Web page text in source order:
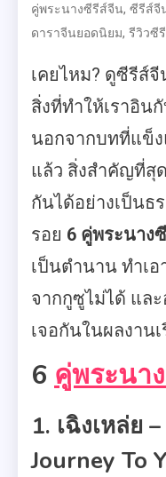
คู่พระนางซีรีส์จีน, ซีรีส์จี
ดาราจีนยอดนิยม, รีวิวซี
เคยไหม? ดูซีรีส์
สิ่งที่ทำให้เราอิน
นอกจากบทที่แข็
แล้ว สิ่งสำคัญที่สุ
กันได้อย่างเป็นธ
รอย 6 คู่พระนาง
เป็นตำนาน ทำเ
จากกูซูไม่ได้ แล
เจอกันในผลงาน
6 คู่พระนา
1. เฉิงเหล่ย
Journey To